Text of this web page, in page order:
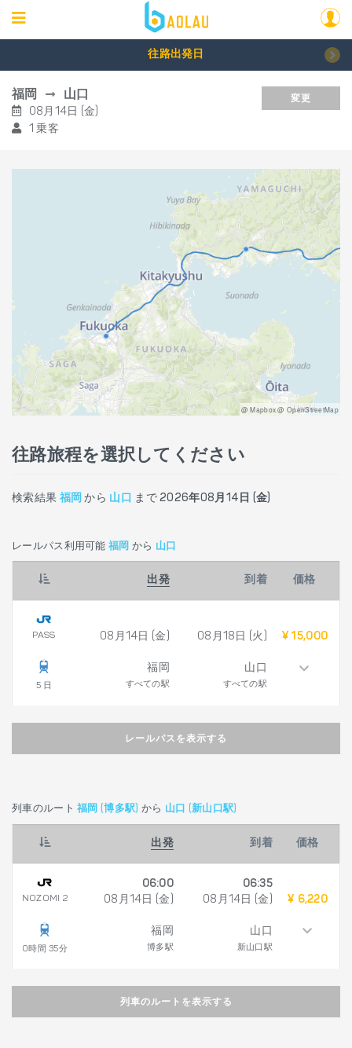
往路出発日
福岡 山口
08月14日 (金)
1 乗客
変更
@ Mapbox @ OpenStreetMap
往路旅程を選択してください
検索結果 福岡 から 山口 まで2026年08月14日 (金)
レールパス利用可能 福岡 から 山口
出発 到着 価格
PASS
5 日
08月14日 (金)
福岡
すべての駅
08月18日 (火)
山口
すべての駅
¥ 15,000
レールパスを表示する
列車のルート福岡 (博多駅) から 山口 (新山口駅)
出発 到着 価格
NOZOMI 2
0時間 35分
06:00
08月14日 (金)
福岡
博多駅
06:35
08月14日 (金)
山口
新山口駅
¥ 6,220
列車のルートを表示する